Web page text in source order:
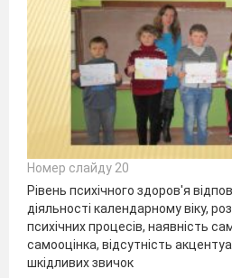
Номер слайду 20
Рівень психічного здоров'я
діяльності календарному віку,
психічних процесів, наявність
самооцінка, відсутність
шкідливих звичок